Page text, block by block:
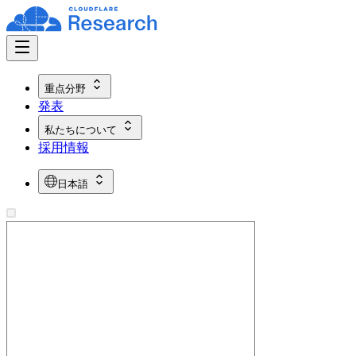
重点分野
発表
私たちについて
採用情報
日本語